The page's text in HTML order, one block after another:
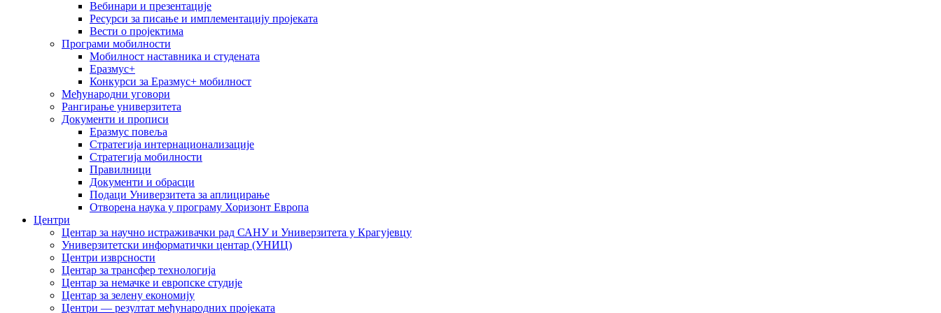
Вебинари и презентације
Ресурси за писање и имплементацију пројеката
Вести о пројектима
Програми мобилности
Мобилност наставника и студената
Еразмус+
Конкурси за Еразмус+ мобилност
Међународни уговори
Рангирање универзитета
Документи и прописи
Еразмус повеља
Стратегија интернационализације
Стратегија мобилности
Правилници
Документи и обрасци
Подаци Универзитета за аплицирање
Отворена наука у програму Хоризонт Европа
Центри
Центар за научно истраживачки рад САНУ и Универзитета у Крагујевцу
Универзитетски информатички центар (УНИЦ)
Центри изврсности
Центар за трансфер технологија
Центар за немачке и европске студије
Центар за зелену економију
Центри — резултат међународних пројеката